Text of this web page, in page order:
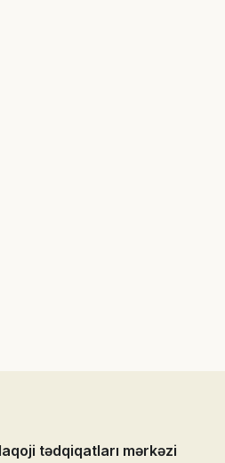
tədqiqatları mərkəzi